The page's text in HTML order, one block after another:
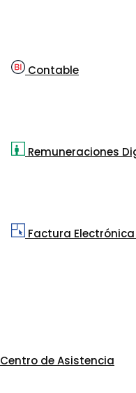
Contable
Remuneraciones
Factura
Centro de Asistencia